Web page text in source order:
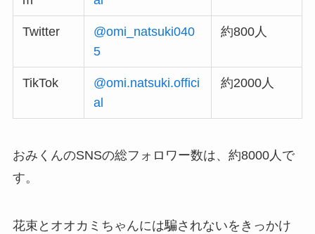
Twitter
@omi_natsuki040
5
約800人
TikTok
@omi.natsuki.offici
al
約2000人
おみくんのSNSの総フォロワー数は、約8000人で
す。
花束とオオカミちゃんには騙されないをきっかけ